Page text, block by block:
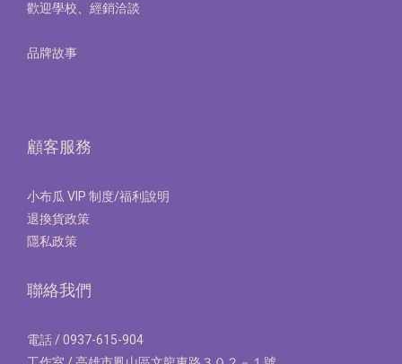
歡迎學校、經銷洽談
品牌故事
顧客服務
小布瓜 VIP 制度/福利說明
退換貨政策
隱私政策
聯絡我們
電話 / 0937-615-904